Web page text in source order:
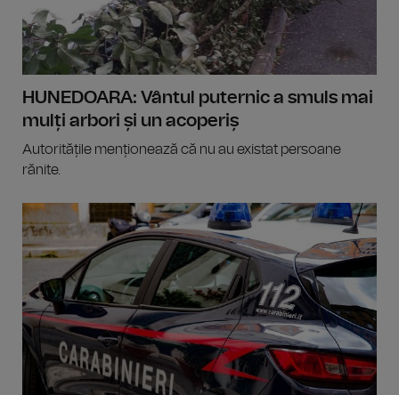
HUNEDOARA: Vântul puternic a smuls mai
mulți arbori și un acoperiș
Autoritățile menționează că nu au existat persoane
rănite.